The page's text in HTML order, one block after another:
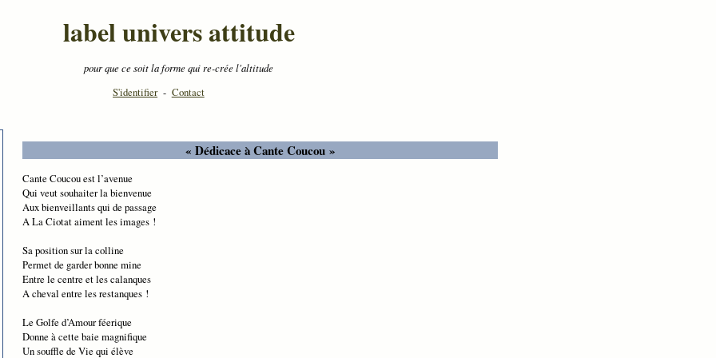
label univers attitude
pour que ce soit la forme qui re-crée l'altitude
S'identifier - Contact
« Dédicace à Cante Coucou »
Cante Coucou est l’avenue
Qui veut souhaiter la bienvenue
Aux bienveillants qui de passage
A La Ciotat aiment les images !
Sa position sur la colline
Permet de garder bonne mine
Entre le centre et les calanques
A cheval entre les restanques !
Le Golfe d’Amour féerique
Donne à cette baie magnifique
Un souffle de Vie qui élève